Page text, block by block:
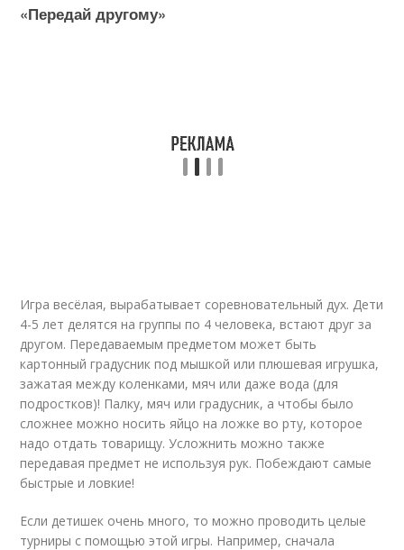
«Передай другому»
Игра весёлая, вырабатывает соревновательный дух. Дети
4-5 лет делятся на группы по 4 человека, встают друг за
другом. Передаваемым предметом может быть
картонный градусник под мышкой или плюшевая игрушка,
зажатая между коленками, мяч или даже вода (для
подростков)! Палку, мяч или градусник, а чтобы было
сложнее можно носить яйцо на ложке во рту, которое
надо отдать товарищу. Усложнить можно также
передавая предмет не используя рук. Побеждают самые
быстрые и ловкие!
Если детишек очень много, то можно проводить целые
турниры с помощью этой игры. Например, сначала